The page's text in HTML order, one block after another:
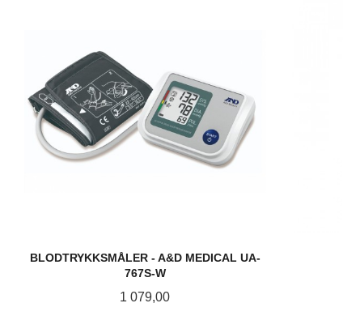
BLODTRYKKSMÅLER - A&D MEDICAL UA-
767S-W
Pris
1 079,00